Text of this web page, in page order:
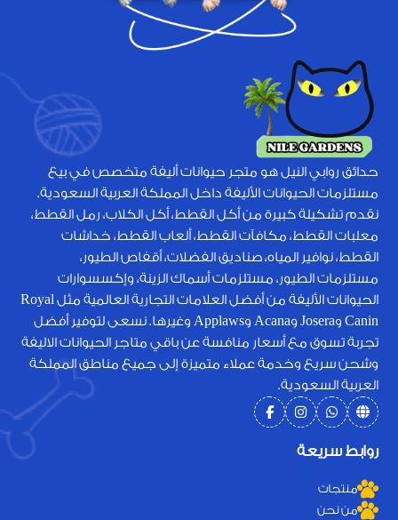
حدائق روابي النيل هو متجر حيوانات أليفة متخصص في بيع
مستلزمات الحيوانات الأليفة داخل المملكة العربية السعودية.
نقدم تشكيلة كبيرة من أكل القطط، أكل الكلاب، رمل القطط،
معلبات القطط، مكافآت القطط، ألعاب القطط، خداشات
القطط، نوافير المياه، صناديق الفضلات، أقفاص الطيور،
مستلزمات الطيور، مستلزمات أسماك الزينة، وإكسسوارات
الحيوانات الأليفة من أفضل العلامات التجارية العالمية مثل Royal
Canin وJosera وAcana وApplaws وغيرها. نسعى لتوفير أفضل
تجربة تسوق مع أسعار منافسة عن باقي متاجر الحيوانات الاليفة
وشحن سريع وخدمة عملاء متميزة إلى جميع مناطق المملكة
العربية السعودية.
روابط سريعة
منتجات
من نحن